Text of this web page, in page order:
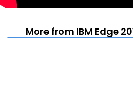
More from IBM Edge